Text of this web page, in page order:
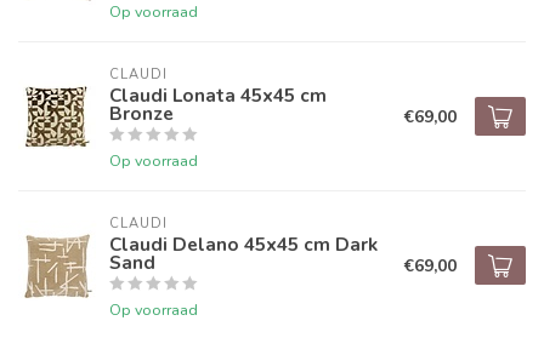
Op voorraad
CLAUDI
Claudi Lonata 45x45 cm
Bronze
Op voorraad
€69,00
CLAUDI
Claudi Delano 45x45 cm Dark
Sand
Op voorraad
€69,00